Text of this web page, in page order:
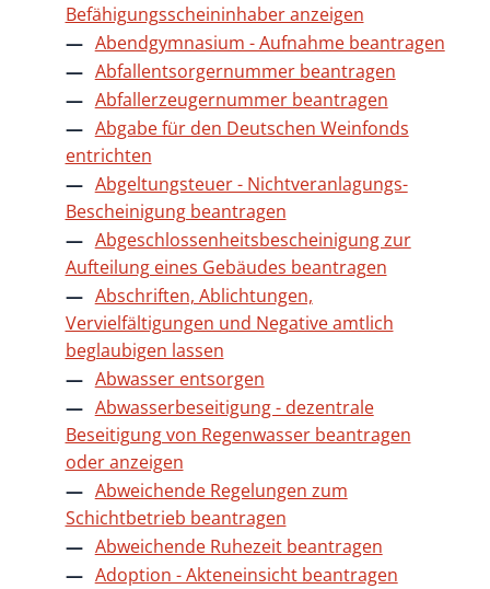
Befähigungsscheininhaber anzeigen
Abendgymnasium - Aufnahme beantragen
Abfallentsorgernummer beantragen
Abfallerzeugernummer beantragen
Abgabe für den Deutschen Weinfonds
entrichten
Abgeltungsteuer - Nichtveranlagungs-
Bescheinigung beantragen
Abgeschlossenheitsbescheinigung zur
Aufteilung eines Gebäudes beantragen
Abschriften, Ablichtungen,
Vervielfältigungen und Negative amtlich
beglaubigen lassen
Abwasser entsorgen
Abwasserbeseitigung - dezentrale
Beseitigung von Regenwasser beantragen
oder anzeigen
Abweichende Regelungen zum
Schichtbetrieb beantragen
Abweichende Ruhezeit beantragen
Adoption - Akteneinsicht beantragen